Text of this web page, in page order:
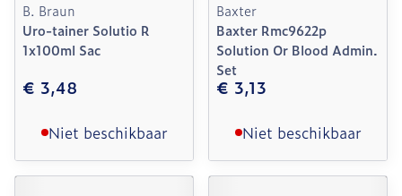
B. Braun
Uro-tainer Solutio R
1x100ml Sac
€ 3,48
Niet beschikbaar
Baxter
Baxter Rmc9622p
Solution Or Blood Admin.
Set
€ 3,13
Niet beschikbaar